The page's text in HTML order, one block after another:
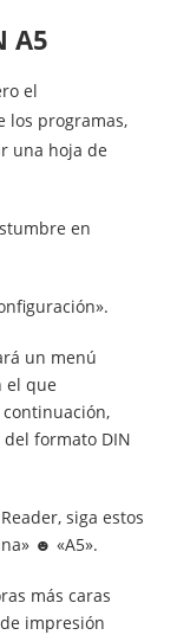
A5
el
los programas,
una hoja de
en
un menú
el que
formato DIN
siga estos
☻ «A5».
más caras
impresión